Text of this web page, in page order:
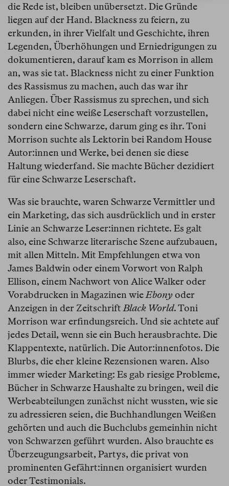
die Rede ist, bleiben unübersetzt. Die Gründe
liegen auf der Hand. Blackness zu feiern, zu
erkunden, in ihrer Vielfalt und Geschichte, ihren
Legenden, Überhöhungen und Erniedrigungen zu
dokumentieren, darauf kam es Morrison in allem
an, was sie tat. Blackness nicht zu einer Funktion
des Rassismus zu machen, auch das war ihr
Anliegen. Über Rassismus zu sprechen, und sich
dabei nicht eine weiße Leserschaft vorzustellen,
sondern eine Schwarze, darum ging es ihr. Toni
Morrison suchte als Lektorin bei Random House
Autor:innen und Werke, bei denen sie diese
Haltung wiederfand. Sie machte Bücher dezidiert
für eine Schwarze Leserschaft.
Was sie brauchte, waren Schwarze Vermittler und
ein Marketing, das sich ausdrücklich und in erster
Linie an Schwarze Leser:innen richtete. Es galt
also, eine Schwarze literarische Szene aufzubauen,
mit allen Mitteln. Mit Empfehlungen etwa von
James Baldwin oder einem Vorwort von Ralph
Ellison, einem Nachwort von Alice Walker oder
Vorabdrucken in Magazinen wie Ebony oder
Anzeigen in der Zeitschrift Black World. Toni
Morrison war erfindungsreich. Und sie achtete auf
jedes Detail, wenn sie ein Buch herausbrachte. Die
Klappentexte, natürlich. Die Autor:innenfotos. Die
Blurbs, die eher kleine Rezensionen waren. Also
immer wieder Marketing: Es gab riesige Probleme,
Bücher in Schwarze Haushalte zu bringen, weil die
Werbeabteilungen zunächst nicht wussten, wie sie
zu adressieren seien, die Buchhandlungen Weißen
gehörten und auch die Buchclubs gemeinhin nicht
von Schwarzen geführt wurden. Also brauchte es
Überzeugungsarbeit, Partys, die privat von
prominenten Gefährt:innen organisiert wurden
oder Testimonials.